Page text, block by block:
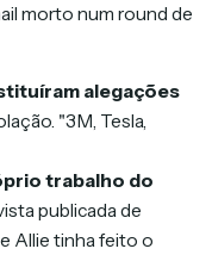
morto num round de
alegações
"3M, Tesla,
trabalho do
publicada de
Allie tinha feito o